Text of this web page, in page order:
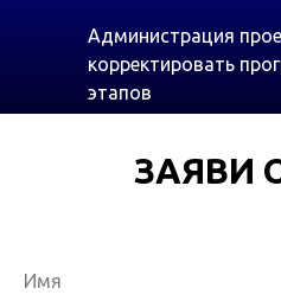
Администрация
корректировать
этапов
ЗАЯВИ
Имя